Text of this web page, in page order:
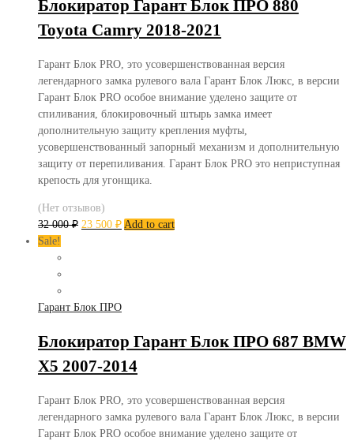
Блокиратор Гарант Блок ПРО 880
Toyota Camry 2018-2021
Гарант Блок PRO, это усовершенствованная версия
легендарного замка рулевого вала Гарант Блок Люкс, в версии
Гарант Блок PRO особое внимание уделено защите от
спиливания, блокировочный штырь замка имеет
дополнительную защиту крепления муфты,
усовершенствованный запорный механизм и дополнительную
защиту от перепиливания. Гарант Блок PRO это неприступная
крепость для угонщика.
(Нет отзывов)
32 000₽ 23 500 ₽ Add to cart
Sale!
Гарант Блок ПРО
Блокиратор Гарант Блок ПРО 687 BMW
X5 2007-2014
Гарант Блок PRO, это усовершенствованная версия
легендарного замка рулевого вала Гарант Блок Люкс, в версии
Гарант Блок PRO особое внимание уделено защите от